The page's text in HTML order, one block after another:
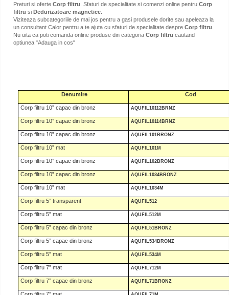
Preturi si oferte Corp filtru . Sfaturi de specialitate si comenzi online pentru Corp
filtru si Dedurizatoare magnetice
Viziteaza subcategoriile de mai jos pentru a gasi produsele dorite sau apeleaza la
un consultant Calor pentru a te ajuta cu sfaturi de specialitate despre Corp filtru
Nu uita ca poti comanda online produse din categoria Corp filtru cautand
optiunea "Adauga in cos"
Denumire Cod
Corp filtru 10” capac din bronz AQUFIL10112BRNZ
Corp filtru 10” capac din bronz AQUFIL10114BRNZ
Corp filtru 10” capac din bronz AQUFIL101BRONZ
Corp filtru 10” mat AQUFIL101M
Corp filtru 10” capac din bronz AQUFIL102BRONZ
Corp filtru 10” capac din bronz AQUFIL1034BRONZ
Corp filtru 10” mat AQUFIL1034M
Corp filtru 5” transparent AQUFIL512
Corp filtru 5” mat AQUFIL512M
Corp filtru 5” capac din bronz AQUFIL51BRONZ
Corp filtru 5” capac din bronz AQUFIL534BRONZ
Corp filtru 5” mat AQUFIL534M
Corp filtru 7” mat AQUFIL712M
Corp filtru 7” capac din bronz AQUFIL71BRONZ
Corp filtru 7” mat